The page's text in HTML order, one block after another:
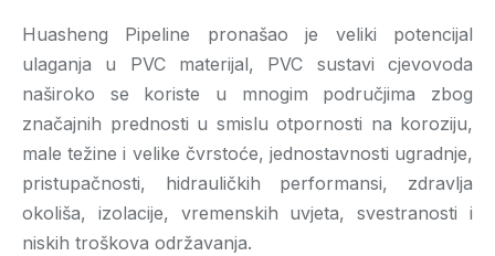
Huasheng Pipeline pronašao je veliki potencijal
ulaganja u PVC materijal, PVC sustavi cjevovoda
naširoko se koriste u mnogim područjima zbog
značajnih prednosti u smislu otpornosti na koroziju,
male težine i velike čvrstoće, jednostavnosti ugradnje,
pristupačnosti, hidrauličkih performansi, zdravlja
okoliša, izolacije, vremenskih uvjeta, svestranosti i
niskih troškova održavanja.